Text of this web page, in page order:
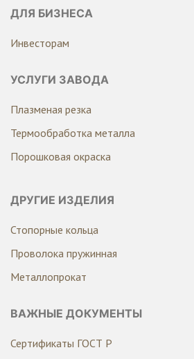
ДЛЯ БИЗНЕСА
Инвесторам
УСЛУГИ ЗАВОДА
Плазменая резка
Термообработка металла
Порошковая окраска
ДРУГИЕ ИЗДЕЛИЯ
Стопорные кольца
Проволока пружинная
Металлопрокат
ВАЖНЫЕ ДОКУМЕНТЫ
Сертификаты ГОСТ Р